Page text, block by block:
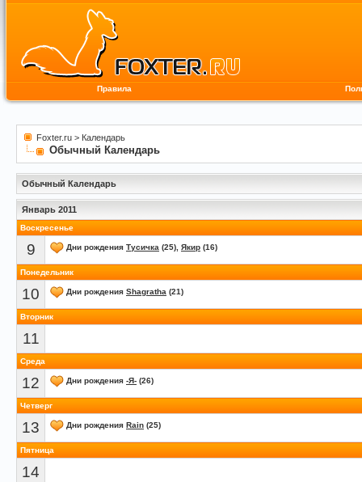
Правила
Foxter.ru > Календарь
Обычный Календарь
Обычный Календарь
Январь 2011
Воскресенье
9 Дни рождения Тусичка (25), Якир (16)
Понедельник
10 Дни рождения Shagratha (21)
Вторник
11
Среда
12 Дни рождения -Я- (26)
Четверг
13 Дни рождения Rain (25)
Пятница
14